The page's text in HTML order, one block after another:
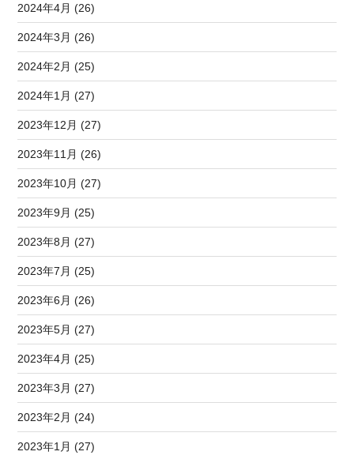
2024年4月 (26)
2024年3月 (26)
2024年2月 (25)
2024年1月 (27)
2023年12月 (27)
2023年11月 (26)
2023年10月 (27)
2023年9月 (25)
2023年8月 (27)
2023年7月 (25)
2023年6月 (26)
2023年5月 (27)
2023年4月 (25)
2023年3月 (27)
2023年2月 (24)
2023年1月 (27)